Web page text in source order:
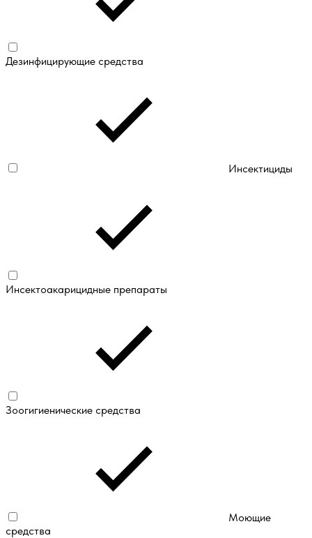
Дезинфицирующие средства
Инсектициды
Инсектоакарицидные препараты
Зоогигиенические средства
Моющие
средства